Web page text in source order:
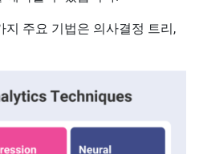
지 주요 기법은 의사결정 트리,